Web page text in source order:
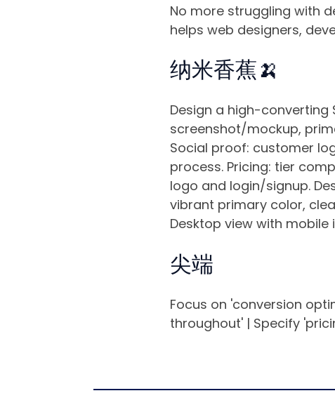
No more struggling with
helps web designers,
纳米香蕉🍌
Design a high-converting
screenshot/mockup,
Social proof: customer
process. Pricing: tier
logo and login/signup.
vibrant primary color,
Desktop view with mobile
尖端
Focus on 'conversion
throughout' | Specify